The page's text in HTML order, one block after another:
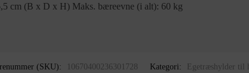
cm (B x D x H) Maks. bæreevne (i alt): 60 kg
(SKU): 10670400236301728 Kategori: Egetræshylder til